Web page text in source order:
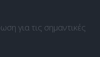
για τις σημαντικές